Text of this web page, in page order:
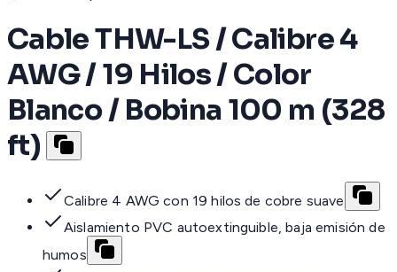
Cable THW-LS / Calibre 4
AWG / 19 Hilos / Color
Blanco / Bobina 100 m (328
ft)
Calibre 4 AWG con 19 hilos de cobre suave
Aislamiento PVC autoextinguible, baja emisión de
humos